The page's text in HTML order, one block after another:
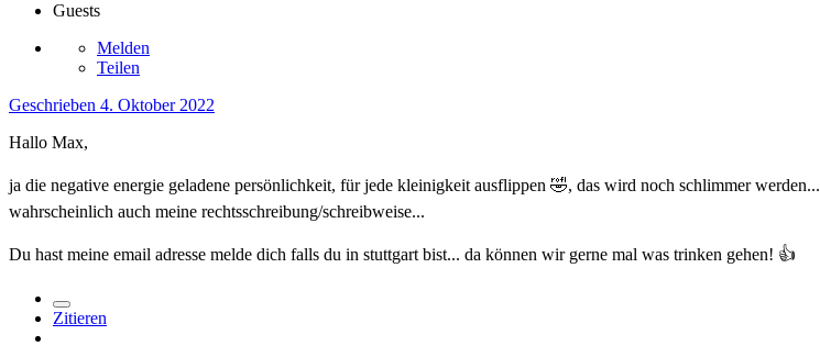
Guests
Melden
Teilen
Geschrieben 4. Oktober 2022
Hallo Max,
ja die negative energie geladene persönlichkeit, für jede kleinigkeit ausflippen 🤣, das wird noch schlimmer werden...
wahrscheinlich auch meine rechtsschreibung/schreibweise...
Du hast meine email adresse melde dich falls du in stuttgart bist... da können wir gerne mal was trinken gehen! 👍
Zitieren